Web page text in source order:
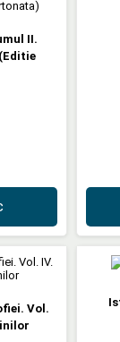
II.
Vol.